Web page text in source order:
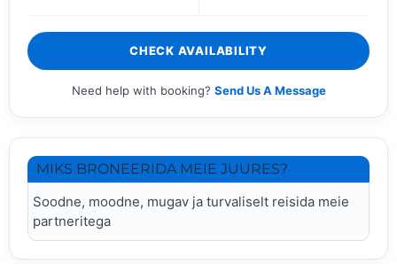
CHECK AVAILABILITY
Need help with booking? Send Us A Message
MIKS BRONEERIDA MEIE JUURES?
Soodne, moodne, mugav ja turvaliselt reisida meie
partneritega